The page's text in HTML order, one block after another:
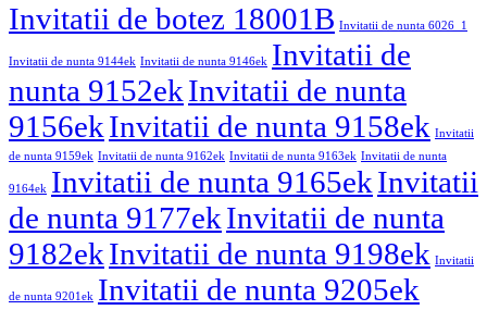
Invitatii de botez 18001B Invitatii de nunta 6026_1
Invitatii de nunta 9144ek Invitatii de nunta 9146ek Invitatii de
nunta 9152ekInvitatii de nunta
9156ekInvitatii de nunta 9158ek Invitatii
de nunta 9159ek Invitatii de nunta 9162ek Invitatii de nunta 9163ek Invitatii de nunta
9164ek Invitatii de nunta 9165ekInvitatii
de nunta 9177ekInvitatii de nunta
9182ekInvitatii de nunta 9198ek Invitatii
de nunta 9201ek Invitatii de nunta 9205ek